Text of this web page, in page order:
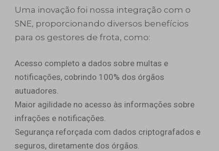
Uma inovação foi nossa integração com o
SNE, proporcionando diversos benefícios
para os gestores de frota, como:
Acesso completo a dados sobre multas e
notificações, cobrindo 100% dos órgãos
autuadores.
Maior agilidade no acesso às informações sobre
infrações e notificações.
Segurança reforçada com dados criptografados e
seguros, diretamente dos órgãos.